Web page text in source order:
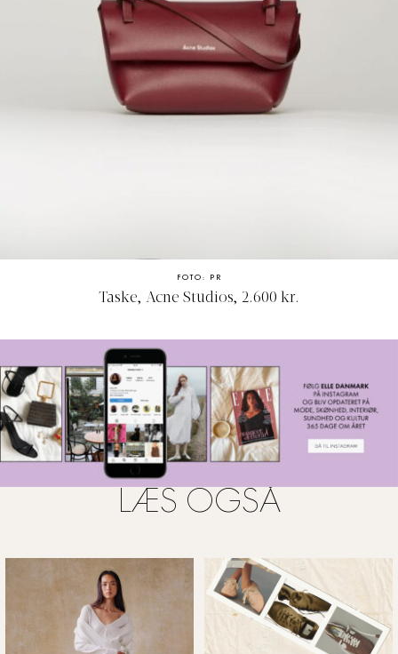
FOTO: PR
Taske, Acne Studios, 2.600 kr.
LÆS OGSÅ